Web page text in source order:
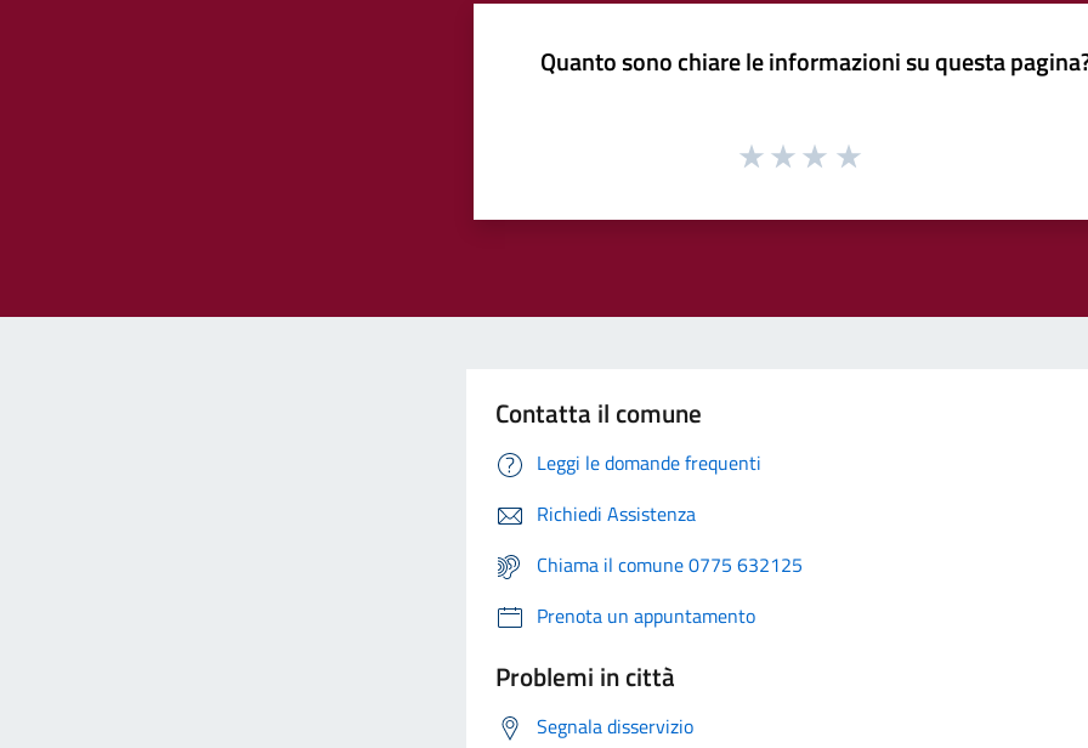
Quanto sono chiare le informazioni su questa
Contatta il comune
Leggi le domande frequenti
Richiedi Assistenza
Chiama il comune 0775 632125
Prenota un appuntamento
Problemi in città
Segnala disservizio